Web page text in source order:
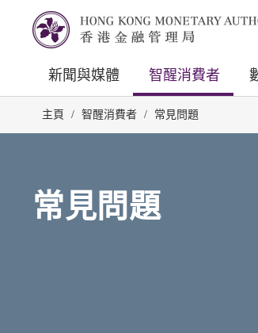
新聞與媒體 智醒消費者
主頁 / 智醒消費者 / 常見問題
常見問題